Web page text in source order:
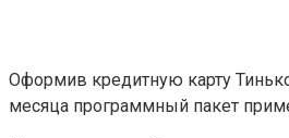
Оформив кредитную карту
месяца программный пакет